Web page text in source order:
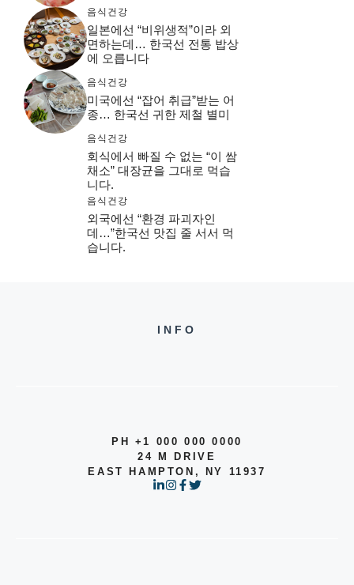
음식건강
일본에선 “비위생적”이라 외
면하는데… 한국선 전통 밥상
에 오릅니다
음식건강
미국에선 “잡어 취급”받는 어
종… 한국선 귀한 제철 별미
음식건강
회식에서 빠질 수 없는 “이 쌈
채소” 대장균을 그대로 먹습
니다.
음식건강
외국에선 “환경 파괴자인
데…”한국선 맛집 줄 서서 먹
습니다.
INFO
PH +1 000 000 0000
24 M DRIVE
EAST HAMPTON, NY 11937